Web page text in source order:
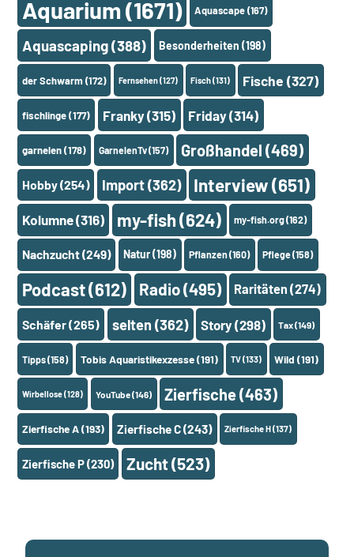
Aquarium (1671) Aquascape(167)
Aquascaping(388) Besonderheiten (198)
der Schwarm(172) Fernsehen(127) Fisch(131) Fische (327)
fischlinge(177) Franky(315) Friday(314)
garnelen(178) GarnelenTv(157) Großhandel (469)
Hobby(254) Import(362) Interview(651)
Kolumne(316) my-fish(624) my-fish.org(162)
Nachzucht(249) Natur(198) Pflanzen(160) Pflege(158)
Podcast(612) Radio(495) Raritäten (274)
Schäfer(265) selten (362) Story (298) Tax(149)
Tipps(158) Tobis Aquaristikexzesse(191) TV(133) Wild (191)
Wirbellose(128) YouTube(146) Zierfische(463)
Zierfische A(193) Zierfische C(243) Zierfische H(137)
Zierfische P(230) Zucht(523)